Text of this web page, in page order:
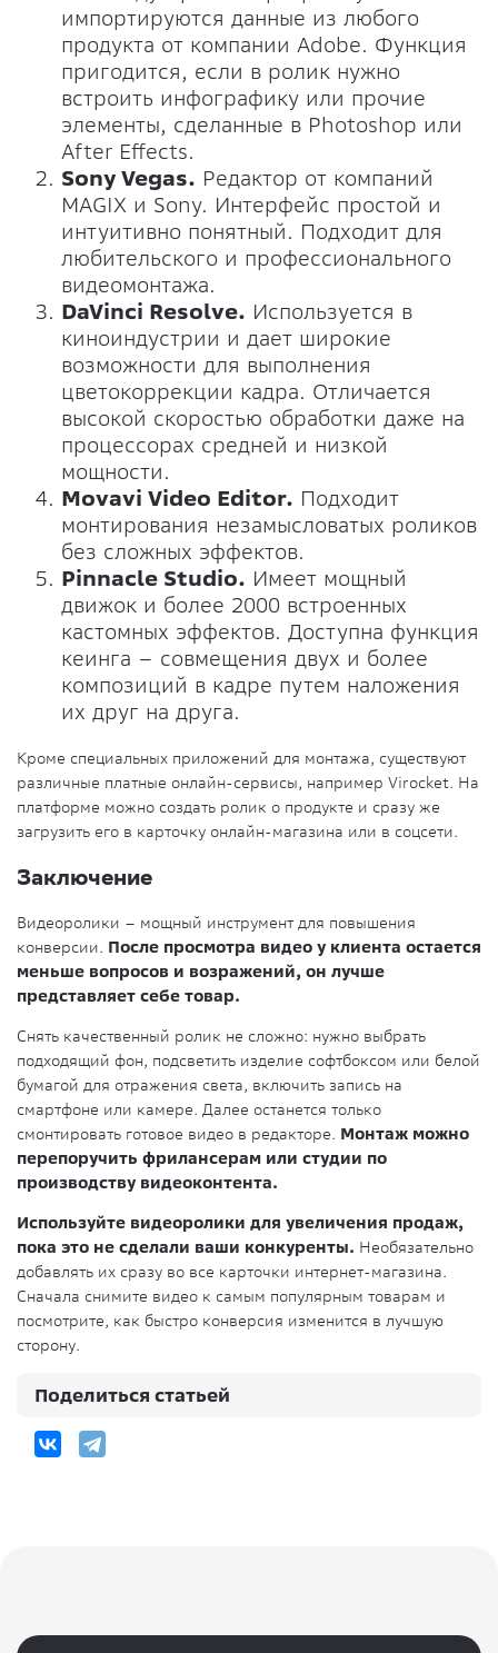
импортируются данные из любого
продукта от компании Adobe. Функция
пригодится, если в ролик нужно
встроить инфографику или прочие
элементы, сделанные в Photoshop или
After Effects.
Sony Vegas. Редактор от компаний
MAGIX и Sony. Интерфейс простой и
интуитивно понятный. Подходит для
любительского и профессионального
видеомонтажа.
DaVinci Resolve. Используется в
киноиндустрии и дает широкие
возможности для выполнения
цветокоррекции кадра. Отличается
высокой скоростью обработки даже на
процессорах средней и низкой
мощности.
Movavi Video Editor. Подходит
монтирования незамысловатых роликов
без сложных эффектов.
Pinnacle Studio. Имеет мощный
движок и более 2000 встроенных
кастомных эффектов. Доступна функция
кеинга – совмещения двух и более
композиций в кадре путем наложения
их друг на друга.
Кроме специальных приложений для монтажа, существуют
различные платные онлайн-сервисы, например Virocket. На
платформе можно создать ролик о продукте и сразу же
загрузить его в карточку онлайн-магазина или в соцсети.
Заключение
Видеоролики – мощный инструмент для повышения
конверсии. После просмотра видео у клиента остается
меньше вопросов и возражений, он лучше
представляет себе товар.
Снять качественный ролик не сложно: нужно выбрать
подходящий фон, подсветить изделие софтбоксом или белой
бумагой для отражения света, включить запись на
смартфоне или камере. Далее останется только
смонтировать готовое видео в редакторе. Монтаж можно
перепоручить фрилансерам или студии по
производству видеоконтента.
Используйте видеоролики для увеличения продаж,
пока это не сделали ваши конкуренты. Необязательно
добавлять их сразу во все карточки интернет-магазина.
Сначала снимите видео к самым популярным товарам и
посмотрите, как быстро конверсия изменится в лучшую
сторону.
Поделиться статьей